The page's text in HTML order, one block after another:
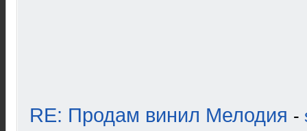
RE: Продам винил Мелодия -